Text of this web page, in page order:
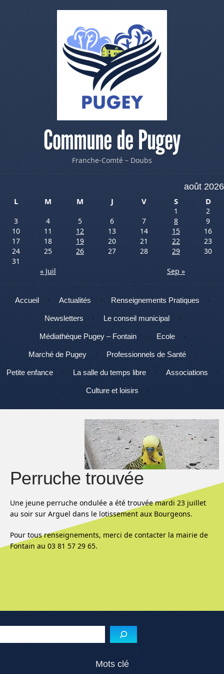
Commune de Pugey
Franche-Comté – Doubs
août 2026
L
M M J V S D
1
2
3
4 5 6 7 8
9
10
11 12 13 14 15
16
17
18 19 20 21 22
23
24
25 26 27 28 29
30
31
« Juil
Sep »
Menu
Aller au contenu
Accueil Actualités Renseignements Pratiques
Newsletters Le conseil municipal
Médiathèque Pugey – Fontain Ecole
Marché de Pugey Professionnels de Santé
Petite enfance La salle du temps libre Associations
Culture et loisirs
Perruche trouvée
Une jeune perruche ondulée a été trouvée mardi 23 juillet
au soir sur Arguel dans le lotissement aux Bourgeons.
Pour tous renseignements, merci de contacter la mairie de
Fontain au 03 81 57 29 65.
Menu de l'article
Mots clé